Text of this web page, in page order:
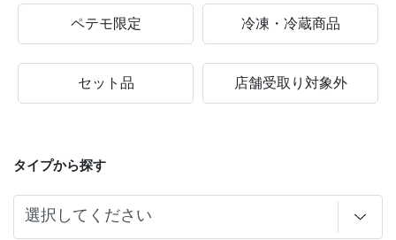
ペテモ限定 冷凍・冷蔵商品
セット品 店舗受取り対象外
タイプから探す